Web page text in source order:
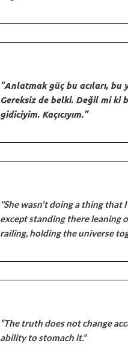
"Anlatmak güç bu acıları, bu
Gereksiz de belki. Değil mi ki
gidiciyim. Kaçıcıyım."
"She wasn't doing a thing that I
except standing there leaning
railing, holding the universe
“The truth does not change
ability to stomach it.”